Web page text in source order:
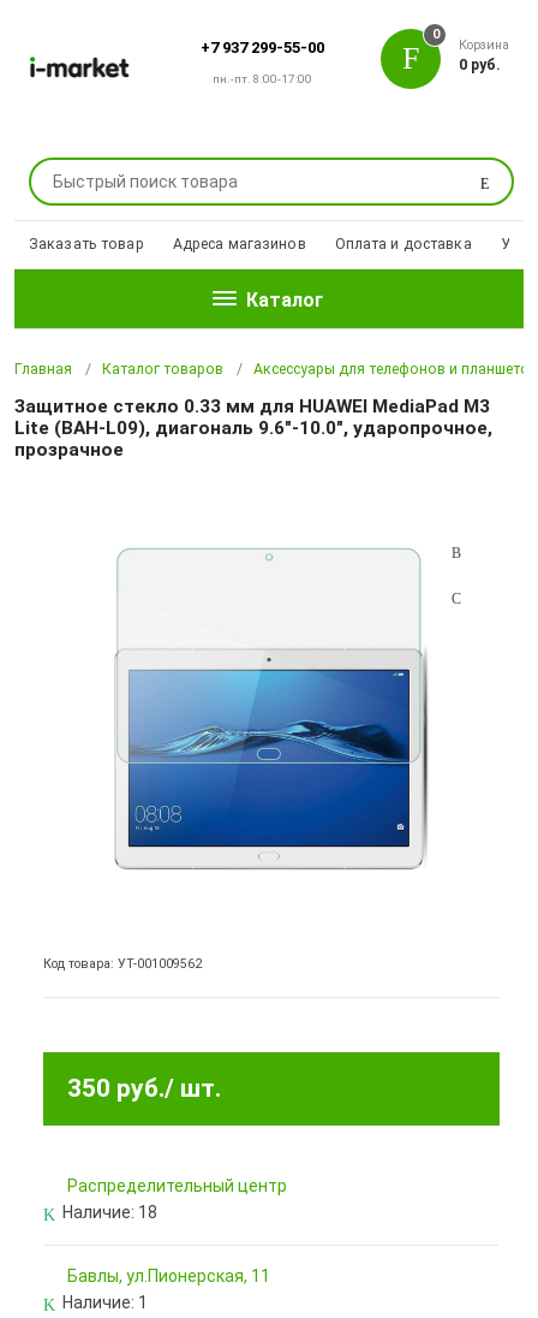
+7 937 299-55-00
пн.-пт. 8:00-17:00
Поиск
0
Корзина
0 руб.
Заказать товар Адреса магазинов Оплата и доставка
Каталог
Главная Каталог товаров Аксессуары для телефонов и планшетов
Защитное стекло 0.33 мм для HUAWEI MediaPad M3
Lite (BAH-L09), диагональ 9.6"-10.0", ударопрочное,
прозрачное
Код товара: УТ-001009562
350 руб./ шт.
Pаспределительный центр
Наличие: 18
Бавлы, ул.Пионерская, 11
Наличие: 1